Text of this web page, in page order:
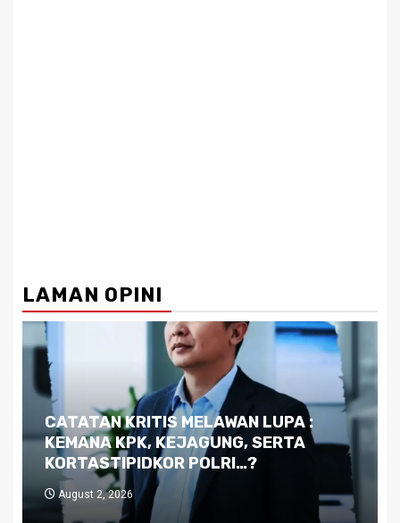
LAMAN OPINI
Dilema Kaltim di Tengah Krisis:
Kutukan Sumber Daya Alam dan
Pemimpin yang Tak Kreatif
July 29, 2026